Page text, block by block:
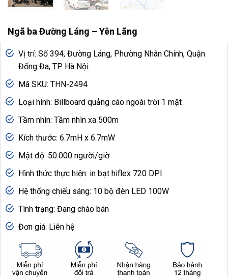
Ngã ba Đường Láng – Yên Lãng
Vị trí: Số 394, Đường Láng, Phường Nhân Chính, Quận
Đống Đa, TP Hà Nội
Mã SKU: THN-2494
Loại hình: Billboard quảng cáo ngoài trời 1 mặt
Tầm nhìn: Tầm nhìn xa 500m
Kích thước: 6.7mH x 6.7mW
Mật độ: 50.000 người/giờ
Hình thức thực hiện: in bạt hiflex 720 DPI
Hệ thống chiếu sáng: 10 bộ đèn LED 100W
Tình trạng: Đang chào bán
Đơn giá: Liên hệ